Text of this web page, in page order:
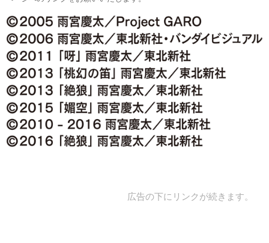
広告の下にリンクが続きます。